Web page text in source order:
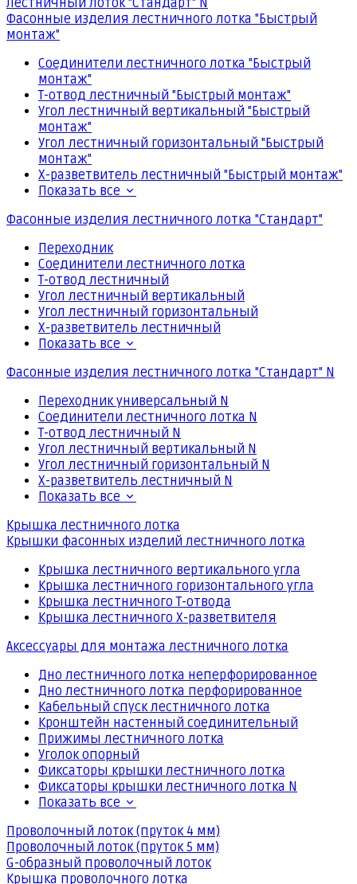
Лестничный лоток "Стандарт" N
Фасонные изделия лестничного лотка "Быстрый
монтаж"
Соединители лестничного лотка "Быстрый
монтаж"
Т-отвод лестничный "Быстрый монтаж"
Угол лестничный вертикальный "Быстрый
монтаж"
Угол лестничный горизонтальный "Быстрый
монтаж"
Х-разветвитель лестничный "Быстрый монтаж"
Показать все
Фасонные изделия лестничного лотка "Стандарт"
Переходник
Соединители лестничного лотка
Т-отвод лестничный
Угол лестничный вертикальный
Угол лестничный горизонтальный
Х-разветвитель лестничный
Показать все
Фасонные изделия лестничного лотка "Стандарт" N
Переходник универсальный N
Соединители лестничного лотка N
Т-отвод лестничный N
Угол лестничный вертикальный N
Угол лестничный горизонтальный N
Х-разветвитель лестничный N
Показать все
Крышка лестничного лотка
Крышки фасонных изделий лестничного лотка
Крышка лестничного вертикального угла
Крышка лестничного горизонтального угла
Крышка лестничного Т-отвода
Крышка лестничного Х-разветвителя
Аксессуары для монтажа лестничного лотка
Дно лестничного лотка неперфорированное
Дно лестничного лотка перфорированное
Кабельный спуск лестничного лотка
Кронштейн настенный соединительный
Прижимы лестничного лотка
Уголок опорный
Фиксаторы крышки лестничного лотка
Фиксаторы крышки лестничного лотка N
Показать все
Проволочный лоток (пруток 4 мм)
Проволочный лоток (пруток 5 мм)
G-образный проволочный лоток
Крышка проволочного лотка